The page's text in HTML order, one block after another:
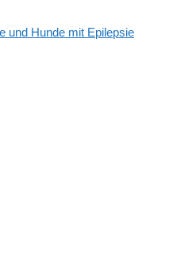
und Hunde mit Epilepsie